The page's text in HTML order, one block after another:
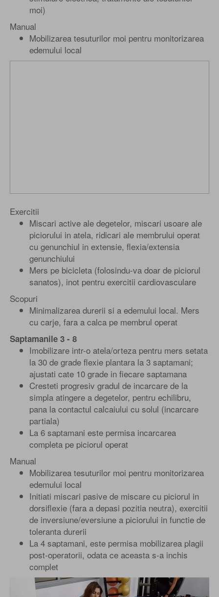
moi)
Manual
Mobilizarea tesuturilor moi pentru monitorizarea
edemului local
Exercitii
Miscari active ale degetelor, miscari usoare ale
piciorului in atela, ridicari ale membrului operat
cu genunchiul in extensie, flexia/extensia
genunchiului
Mers pe bicicleta (folosindu-va doar de piciorul
sanatos), inot pentru exercitii cardiovasculare
Scopuri
Minimalizarea durerii si a edemului local. Mers
cu carje, fara a calca pe membrul operat
Saptamanile 3 - 8
Imobilizare intr-o atela/orteza pentru mers setata
la 30 de grade flexie plantara la 3 saptamani;
ajustati cate 10 grade in fiecare saptamana
Cresteti progresiv gradul de incarcare de la
simpla atingere a degetelor, pentru echilibru,
pana la contactul calcaiului cu solul (incarcare
partiala)
La 6 saptamani este permisa incarcarea
completa pe piciorul operat
Manual
Mobilizarea tesuturilor moi pentru monitorizarea
edemului local
Initiati miscari pasive de miscare cu piciorul in
dorsiflexie (fara a depasi pozitia neutra), exercitii
de inversiune/eversiune a piciorului in functie de
toleranta durerii
La 4 saptamani, este permisa mobilizarea plagii
post-operatorii, odata ce aceasta s-a inchis
complet